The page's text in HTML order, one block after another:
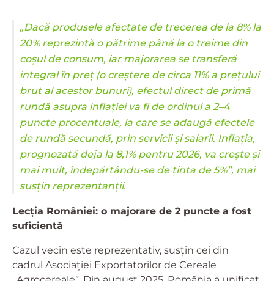
„Dacă produsele afectate de trecerea de la 8% la
20% reprezintă o pătrime până la o treime din
coșul de consum, iar majorarea se transferă
integral în preț (o creștere de circa 11% a prețului
brut al acestor bunuri), efectul direct de primă
rundă asupra inflației va fi de ordinul a 2–4
puncte procentuale, la care se adaugă efectele
de rundă secundă, prin servicii și salarii. Inflația,
prognozată deja la 8,1% pentru 2026, va crește și
mai mult, îndepărtându-se de ținta de 5%”, mai
susțin reprezentanții.
Lecția României: o majorare de 2 puncte a fost
suficientă
Cazul vecin este reprezentativ, susțin cei din
cadrul Asociației Exportatorilor de Cereale